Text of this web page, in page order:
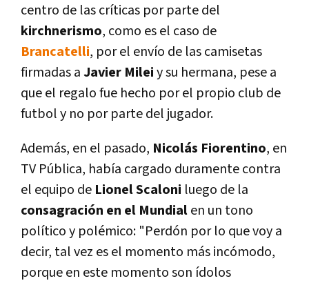
centro de las críticas por parte del
kirchnerismo, como es el caso de
Brancatelli, por el envío de las camisetas
firmadas aJavier Mileiy su hermana, pese a
que el regalo fue hecho por el propio club de
futbol y no por parte del jugador.
Además, en el pasado, Nicolás Fiorentino, en
TV Pública, había cargado duramente contra
el equipo de Lionel Scaloni luego de la
consagración en el Mundialen un tono
político y polémico: "Perdón por lo que voy a
decir, tal vez es el momento más incómodo,
porque en este momento son ídolos